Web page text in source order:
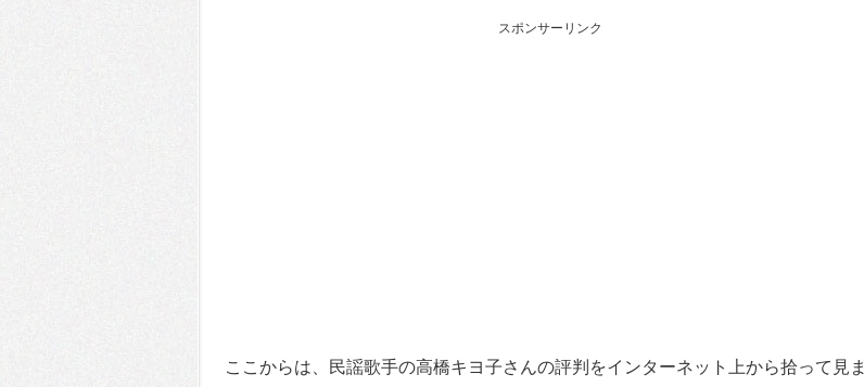
スポンサーリンク
ここからは、民謡歌手の高橋キヨ子さんの評判をインターネット上から拾って見ま